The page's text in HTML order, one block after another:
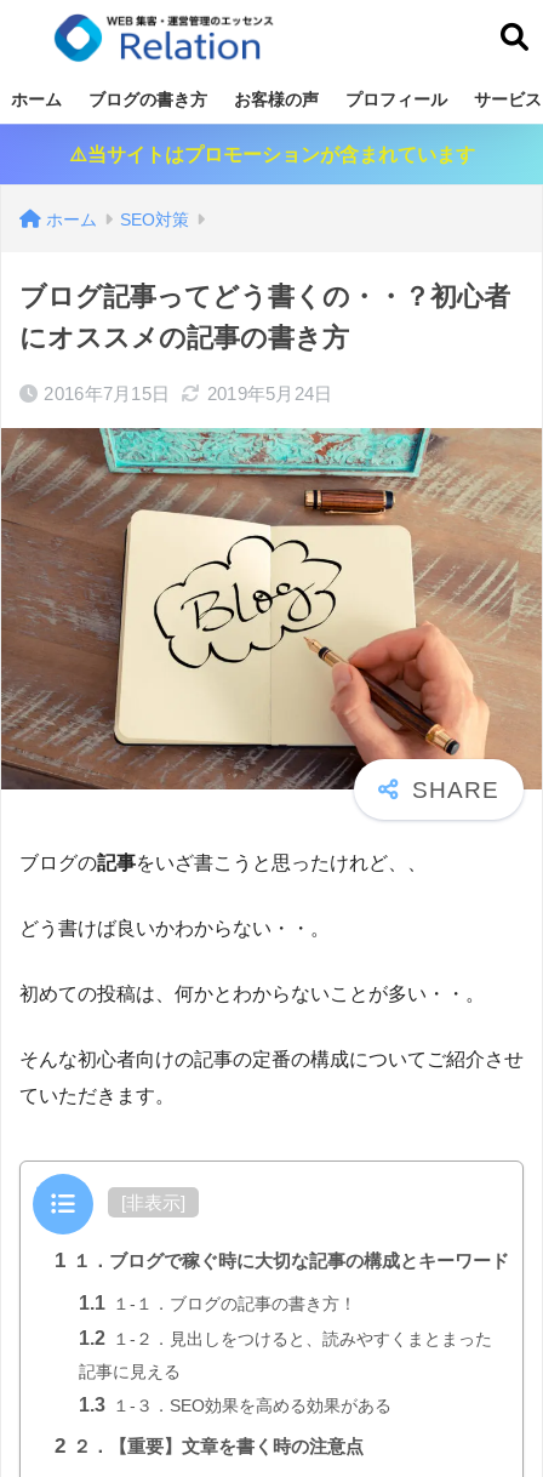
ホーム ブログの書き方 お客様の声 プロフィール サービ
⚠️当サイトはプロモーションが含まれています
ホーム SEO対策
ブログ記事ってどう書くの・・？初心者
にオススメの記事の書き方
2016年7月15日 2019年5月24日
ブログの記事をいざ書こうと思ったけれど、、
どう書けば良いかわからない・・。
初めての投稿は、何かとわからないことが多い・・。
そんな初心者向けの記事の定番の構成についてご紹介させ
ていただきます。
目次 [非表示]
1 １．ブログで稼ぐ時に大切な記事の構成とキーワード
1.1 １-１．ブログの記事の書き方！
1.2 １-２．見出しをつけると、読みやすくまとまった
記事に見える
1.3 １-３．SEO効果を高める効果がある
2 ２．【重要】文章を書く時の注意点